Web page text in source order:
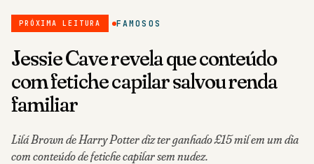
PRÓXIMA LEITURA FAMOSOS
Jessie Cave revela que conteúdo
com fetiche capilar salvou renda
familiar
Lilá Brown de Harry Potter diz ter ganhado £15 mil em um dia
com conteúdo de fetiche capilar sem nudez.